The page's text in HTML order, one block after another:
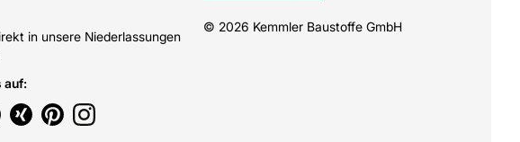
in unsere Niederlassungen
auf:
© 2026 Kemmler Baustoffe GmbH